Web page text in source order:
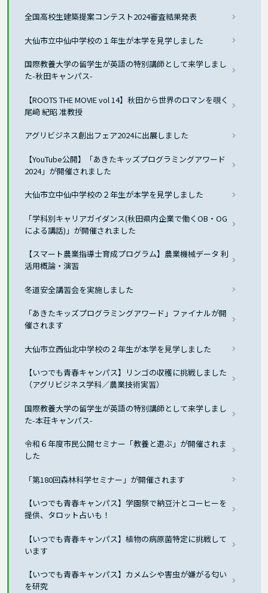
全国高校生建築提案コンテスト2024審査結果発表
大仙市立中仙中学校の１年生が本学を見学しました
国際教養大学の留学生が英語の特別講師として来学しまし
た-秋田キャンパス-
【ROOTS THE MOVIE vol 14】秋田から世界のロマンを覗く
尾﨑 紀昭 准教授
アグリビジネス創出フェア2024に出展しました
【YouTube公開】「あきたキッズプログラミングアワード
2024」が開催されました
大仙市立中仙中学校の２年生が本学を見学しました
「学科別キャリアガイダンス(秋田県内企業で働くOB・OG
による講話)」が開催されました
【スマート農業指導士育成プログラム】農業機械データ 利
活用概論・演習
冬道安全講習会を実施しました
「あきたキッズプログラミングアワード」ファイナルが開
催されます
大仙市立西仙北中学校の２年生が本学を見学しました
【いつでも青春キャンパス】リンゴの収穫に挑戦しました
（アグリビジネス学科／農業技術実習）
国際教養大学の留学生が英語の特別講師として来学しまし
た-本荘キャンパス-
令和６年度市民公開セミナー「教養と遊ぶ」が開催されま
した
「第180回森林科学セミナー」が開催されます
【いつでも青春キャンパス】学園祭で納豆汁とコーヒーを
提供、タロット占いも！
【いつでも青春キャンパス】植物の病原菌特定に挑戦して
います
【いつでも青春キャンパス】カメムシや害虫が嫌がる匂い
を研究